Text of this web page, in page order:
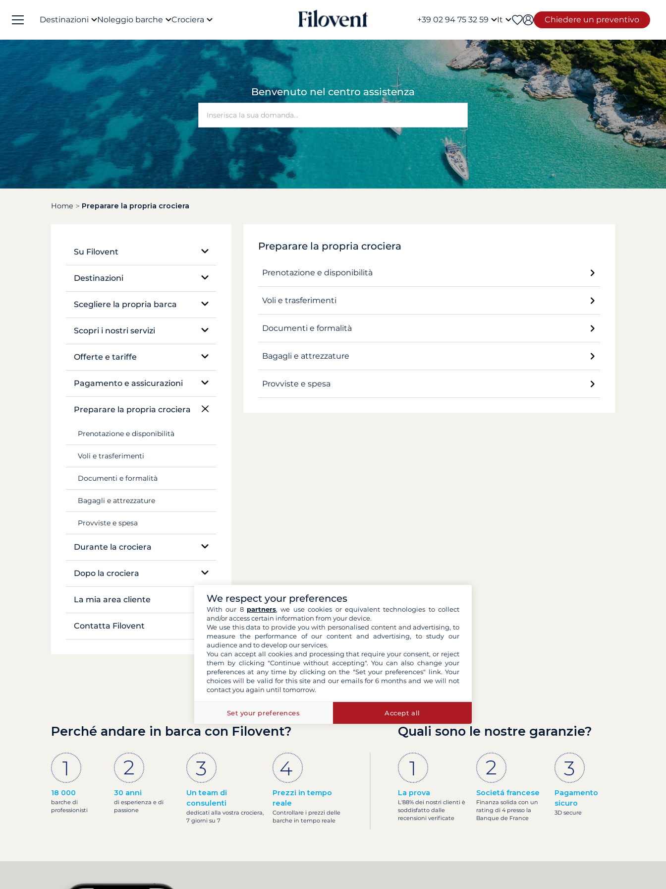
Destinazioni Noleggio barche Crociera +39 02 94 75 32 59 It Chiedere un preventivo
Benvenuto nel centro assistenza
Home Preparare la propria crociera
Su Filovent
La nostra azienda
Destinazioni
Egitto
Grecia
Croazia
Canal du Midi
Seychelles
Mekong
Scegliere la propria barca
Veliero monoscafo
Barca tradizionale
Yacht a motore
Scopri i nostri servizi
Noleggio senza skipper
Yacht di lusso con equipaggio
Crociera in cabina
Offerte e tariffe
Tariffazione
Pagamento e assicurazioni
Assicurazioni e cauzioni
Pagamenti
Preparare la propria crociera
Prenotazione e disponibilità
Voli e trasferimenti
Documenti e formalità
Bagagli e attrezzature
Provviste e spesa
Durante la crociera
Assistenza sul posto
Vita a bordo
Sicurezza a bordo
Dopo la crociera
Inventario
La mia area cliente
Gestire la mia prenotazione
Contatta Filovent
Preparare la propria crociera
Prenotazione e disponibilità
Voli e trasferimenti
Documenti e formalità
Bagagli e attrezzature
Provviste e spesa
Perché andare in barca con Filovent?
18 000
barche di
professionisti
30 anni
di esperienza e di
passione
Un team di
consulenti
dedicati alla vostra crociera,
7 giorni su 7
Prezzi in tempo
reale
Controllare i prezzi delle
barche in tempo reale
Quali sono le nostre garanzie?
La prova
L'88% dei nostri clienti è
soddisfatto dalle
recensioni verificate
Societá francese
Finanza solida con un
rating di 4 presso la
Banque de France
Pagamento
sicuro
3D secure
We respect your preferences
With our 8 partners, we use cookies or equivalent technologies to collect
and/or access certain information from your device.
We use this data to provide you with personalised content and advertising, to
measure the performance of our content and advertising, to study our
audience and to develop our services.
You can accept all cookies and processing that require your consent, or reject
them by clicking "Continue without accepting". You can also change your
preferences at any time by clicking on the "Set your preferences" link. Your
choices will be valid for this site and our emails for 6 months and we will not
contact you again until tomorrow.
Set your preferences Accept all